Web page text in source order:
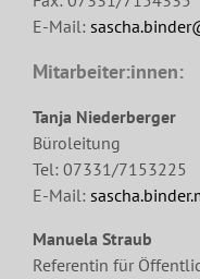
E-Mail:
Mitarbeiter:innen:
Tanja Niederberger
Büroleitung
Tel: 07331/7153225
E-Mail:
Manuela Straub
Referentin für